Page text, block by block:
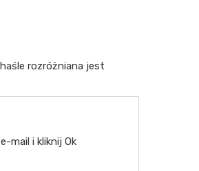
rozróżniana jest
mail i kliknij Ok